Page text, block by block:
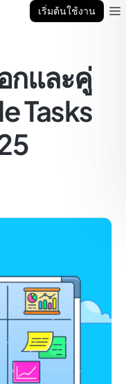
เริ่มต้นใช้งาน
กและคู่
Tasks